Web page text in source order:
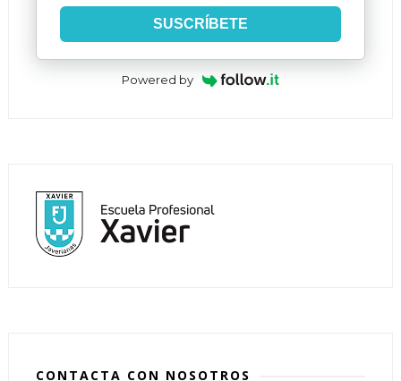
SUSCRÍBETE
Powered by
CONTACTA CON NOSOTROS